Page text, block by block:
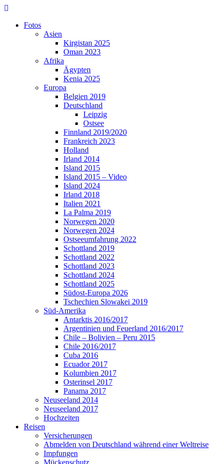
Skip
contentFotos
Asien
Kirgistan 2025
Oman 2023
Afrika
Ägypten
Kenia 2025
Europa
Belgien 2019
Deutschland
Leipzig
Ostsee
Finnland 2019/2020
Frankreich 2023
Holland
Irland 2014
Island 2015
Island 2015 – Video
Island 2024
Irland 2018
Italien 2021
La Palma 2019
Norwegen 2020
Norwegen 2024
Ostseeumfahrung 2022
Schottland 2019
Schottland 2022
Schottland 2023
Schottland 2024
Schottland 2025
Südost-Europa 2026
Tschechien Slowakei 2019
Süd-Amerika
Antarktis 2016/2017
Argentinien und Feuerland 2016/2017
Chile – Bolivien – Peru 2015
Chile 2016/2017
Cuba 2016
Ecuador 2017
Kolumbien 2017
Osterinsel 2017
Panama 2017
Neuseeland 2014
Neuseeland 2017
Hochzeiten
Reisen
Versicherungen
Abmelden von Deutschland während einer Weltreise
Impfungen
Mückenschutz